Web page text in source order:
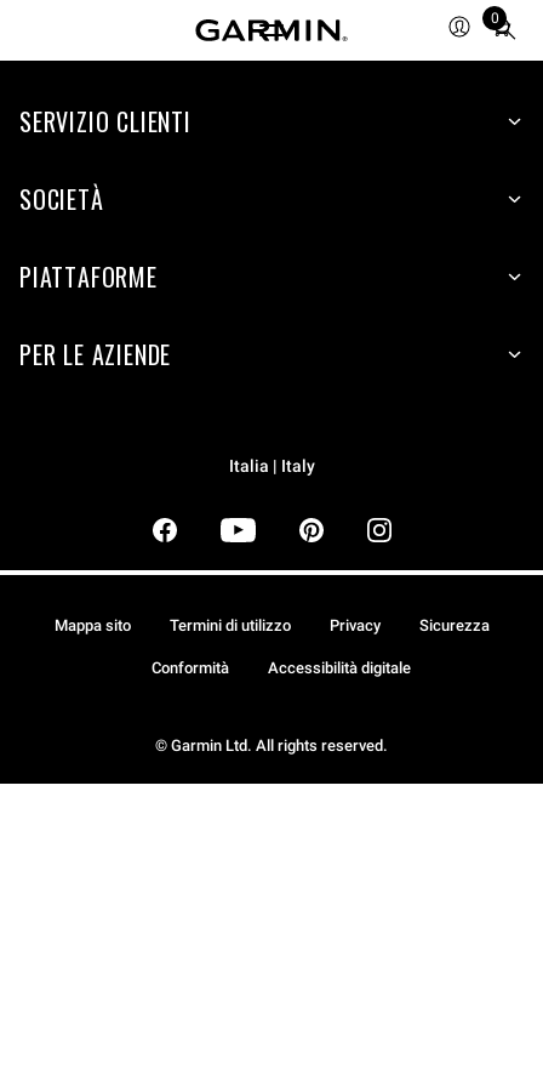
0
Total
items
cart:
SERVIZIO CLIENTI
SOCIETÀ
PIATTAFORME
PER LE AZIENDE
Italia | Italy
© Garmin Ltd. All rights reserved.
Mappa sito Termini di utilizzo Privacy Sicurezza
Conformità Accessibilità digitale